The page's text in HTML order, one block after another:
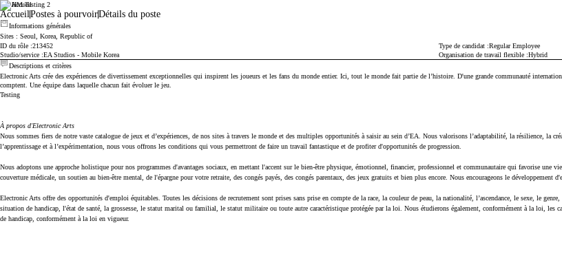
Electronic Arts
CK HM Testing 2
AccueilPostes à pourvoirDétails du poste
Informations générales
Sites : Seoul, Korea, Republic of
ID du rôle 213452 Type de candidat Regular Employee
Studio/service EA Studios - Mobile Korea Organisation de travail flexible Hybrid
Descriptions et critères
Electronic Arts crée des expériences de divertissement exceptionnelles qui inspirent les joueurs et les fans du monde entier. Ici, tout le monde fait partie de l’histoire. D'une grande communauté
comptent. Une équipe dans laquelle chacun fait évoluer le jeu.
Testing
À propos d'Electronic Arts
Nous sommes fiers de notre vaste catalogue de jeux et d’expériences, de nos sites à travers le monde et des multiples opportunités à saisir au sein d’EA. Nous valorisons l’adaptabilité, la résilience, la
l’apprentissage et à l’expérimentation, nous vous offrons les conditions qui vous permettront de faire un travail fantastique et de profiter d'opportunités de progression.
Nous adoptons une approche holistique pour nos programmes d'avantages sociaux, en mettant l'accent sur le bien-être physique, émotionnel, financier, professionnel et communautaire qui favorise une
couverture médicale, un soutien au bien-être mental, de l'épargne pour votre retraite, des congés payés, des congés parentaux, des jeux gratuits et bien plus encore. Nous encourageons le développement
Electronic Arts offre des opportunités d'emploi équitables. Toutes les décisions de recrutement sont prises sans prise en compte de la race, la couleur de peau, la nationalité, l’ascendance, le sexe, le
situation de handicap, l'état de santé, la grossesse, le statut marital ou familial, le statut militaire ou toute autre caractéristique protégée par la loi. Nous étudierons également, conformément à la loi, les
de handicap, conformément à la loi en vigueur.